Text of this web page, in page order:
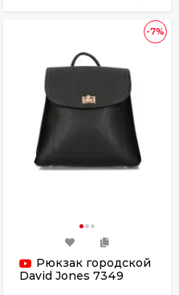
-7%
Рюкзак городской
David Jones 7349